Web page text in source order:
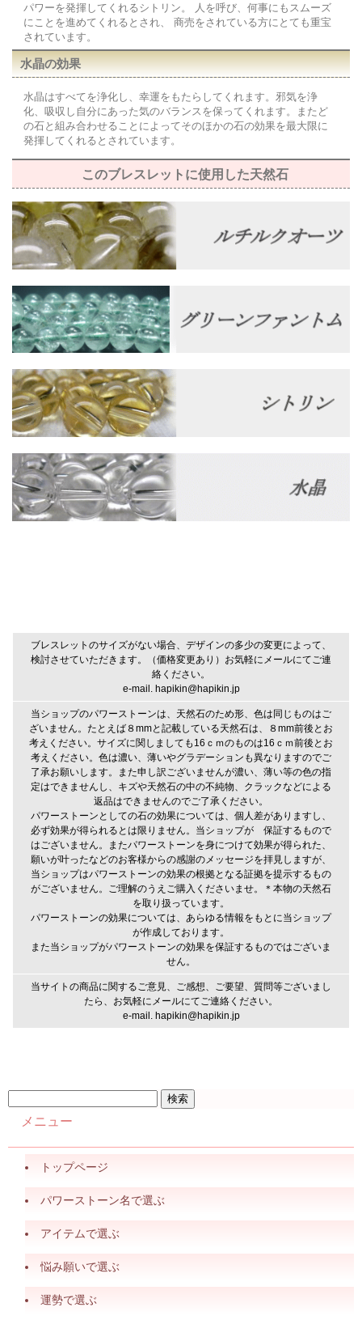
パワーを発揮してくれるシトリン。 人を呼び、何事にもスムーズ
にことを進めてくれるとされ、 商売をされている方にとても重宝
されています。
水晶の効果
水晶はすべてを浄化し、幸運をもたらしてくれます。邪気を浄
化、吸収し自分にあった気のバランスを保ってくれます。またど
の石と組み合わせることによってそのほかの石の効果を最大限に
発揮してくれるとされています。
このブレスレットに使用した天然石
ブレスレットのサイズがない場合、デザインの多少の変更によって、
検討させていただきます。（価格変更あり）お気軽にメールにてご連
絡ください。
e-mail. hapikin@hapikin.jp
当ショップのパワーストーンは、天然石のため形、色は同じものはご
ざいません。たとえば８mmと記載している天然石は、８mm前後とお
考えください。サイズに関しましても16ｃｍのものは16ｃｍ前後とお
考えください。色は濃い、薄いやグラデーションも異なりますのでご
了承お願いします。また申し訳ございませんが濃い、薄い等の色の指
定はできませんし、キズや天然石の中の不純物、クラックなどによる
返品はできませんのでご了承ください。
パワーストーンとしての石の効果については、個人差がありますし、
必ず効果が得られるとは限りません。当ショップが 保証するもので
はございません。またパワーストーンを身につけて効果が得られた、
願いが叶ったなどのお客様からの感謝のメッセージを拝見しますが、
当ショップはパワーストーンの効果の根拠となる証拠を提示するもの
がございません。ご理解のうえご購入くださいませ。＊本物の天然石
を取り扱っています。
パワーストーンの効果については、あらゆる情報をもとに当ショップ
が作成しております。
また当ショップがパワーストーンの効果を保証するものではございま
せん。
当サイトの商品に関するご意見、ご感想、ご要望、質問等ございまし
たら、お気軽にメールにてご連絡ください。
e-mail. hapikin@hapikin.jp
メニュー
トップページ
パワーストーン名で選ぶ
アイテムで選ぶ
悩み願いで選ぶ
運勢で選ぶ